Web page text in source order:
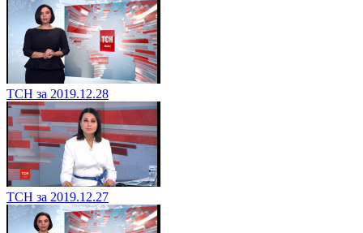
ТСН за 2019.12.28
ТСН за 2019.12.27